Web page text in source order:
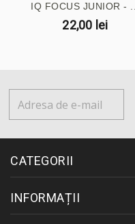
IQ FOCUS JUNIOR - ...
22,00 lei
CATEGORII
INFORMAȚII